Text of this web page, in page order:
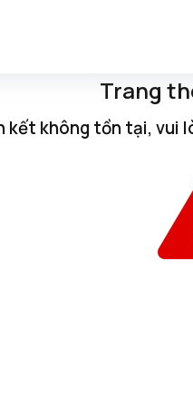
Trang
kết không tồn tại, vui